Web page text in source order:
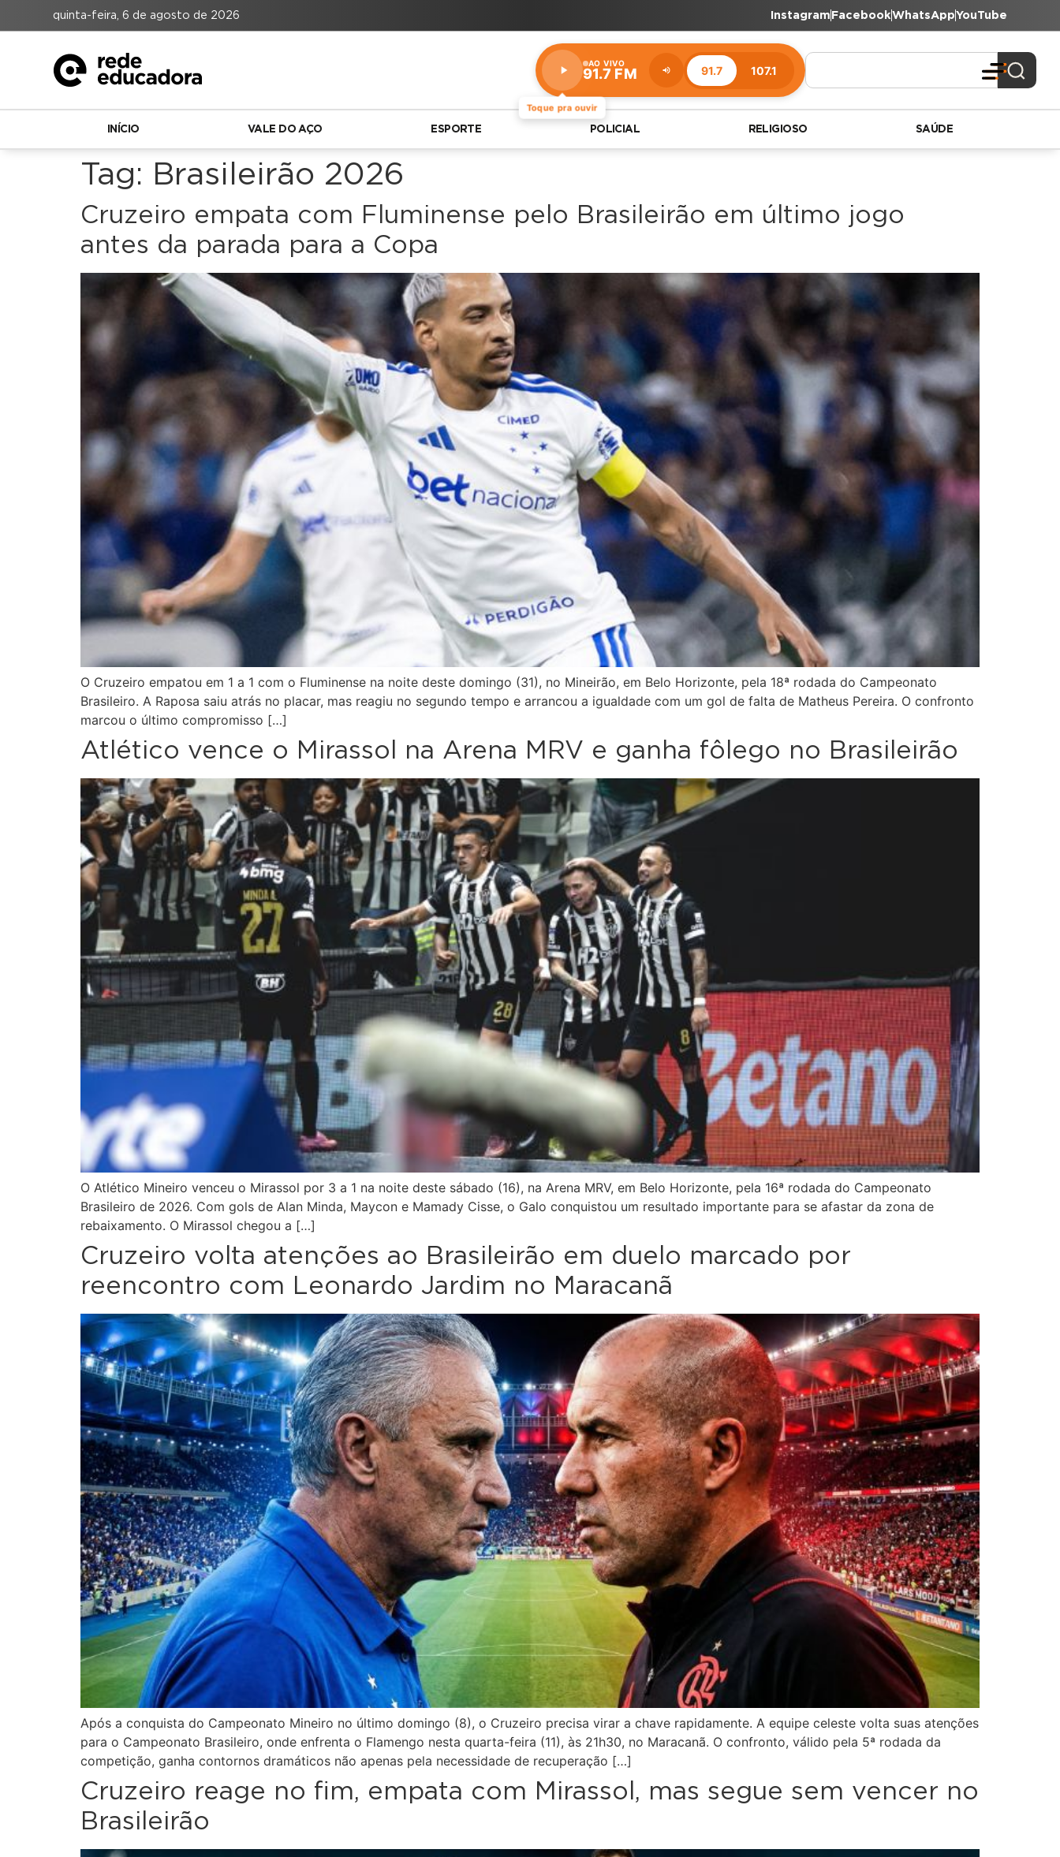
quinta-feira, 6 de agosto de 2026 Instagram FacebookWhatsAppYouTube
Toque pra ouvir
AO VIVO
91.7 FM 91.7 107.1
Estação:
91.7
FM
INÍCIO VALE DO AÇO ESPORTE POLICIAL RELIGIOSO SAÚDE
Tag: Brasileirão 2026
Cruzeiro empata com Fluminense pelo Brasileirão em último jogo
antes da parada para a Copa
O Cruzeiro empatou em 1 a 1 com o Fluminense na noite deste domingo (31), no Mineirão, em Belo Horizonte, pela 18ª rodada do Campeonato
Brasileiro. A Raposa saiu atrás no placar, mas reagiu no segundo tempo e arrancou a igualdade com um gol de falta de Matheus Pereira. O confronto
marcou o último compromisso […]
Atlético vence o Mirassol na Arena MRV e ganha fôlego no Brasileirão
O Atlético Mineiro venceu o Mirassol por 3 a 1 na noite deste sábado (16), na Arena MRV, em Belo Horizonte, pela 16ª rodada do Campeonato
Brasileiro de 2026. Com gols de Alan Minda, Maycon e Mamady Cisse, o Galo conquistou um resultado importante para se afastar da zona de
rebaixamento. O Mirassol chegou a […]
Cruzeiro volta atenções ao Brasileirão em duelo marcado por
reencontro com Leonardo Jardim no Maracanã
Após a conquista do Campeonato Mineiro no último domingo (8), o Cruzeiro precisa virar a chave rapidamente. A equipe celeste volta suas atenções
para o Campeonato Brasileiro, onde enfrenta o Flamengo nesta quarta-feira (11), às 21h30, no Maracanã. O confronto, válido pela 5ª rodada da
competição, ganha contornos dramáticos não apenas pela necessidade de recuperação […]
Cruzeiro reage no fim, empata com Mirassol, mas segue sem vencer no
Brasileirão